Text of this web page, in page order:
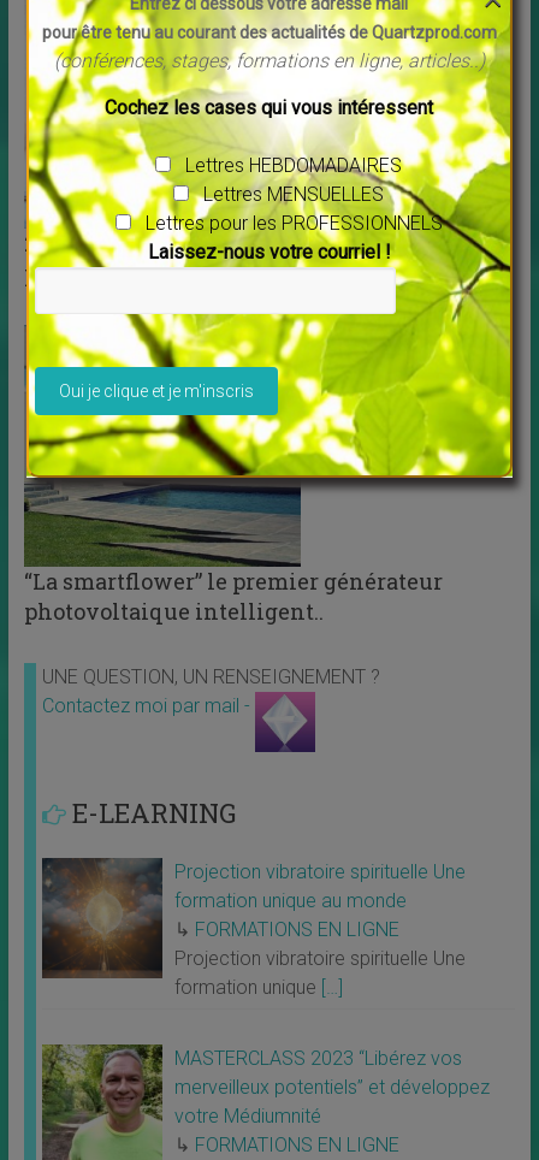
22 juillet Fête de Sainte Marie Madeleine, le
pape François, Michel Garnier et Pakoune
“La smartflower” le premier générateur
photovoltaique intelligent..
UNE QUESTION, UN RENSEIGNEMENT ?
Contactez moi par mail -
E-LEARNING
Projection vibratoire spirituelle Une
formation unique au monde
↳ FORMATIONS EN LIGNE
Projection vibratoire spirituelle Une
formation unique […]
MASTERCLASS 2023 “Libérez vos
merveilleux potentiels” et développez
votre Médiumnité
↳ FORMATIONS EN LIGNE
pour être tenu au courant des actualités de Quartzprod.com
(conférences, stages, formations en ligne, articles..)
Cochez les cases qui vous intéressent
Lettres HEBDOMADAIRES
Lettres MENSUELLES
Lettres pour les PROFESSIONNELS
Laissez-nous votre courriel !
Veuillez laisser ce champ vide.